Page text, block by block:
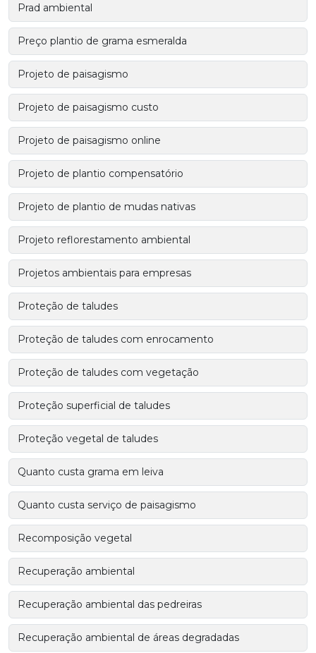
Prad ambiental
Preço plantio de grama esmeralda
Projeto de paisagismo
Projeto de paisagismo custo
Projeto de paisagismo online
Projeto de plantio compensatório
Projeto de plantio de mudas nativas
Projeto reflorestamento ambiental
Projetos ambientais para empresas
Proteção de taludes
Proteção de taludes com enrocamento
Proteção de taludes com vegetação
Proteção superficial de taludes
Proteção vegetal de taludes
Quanto custa grama em leiva
Quanto custa serviço de paisagismo
Recomposição vegetal
Recuperação ambiental
Recuperação ambiental das pedreiras
Recuperação ambiental de áreas degradadas